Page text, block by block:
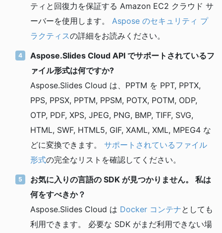
ティと回復力を保証する Amazon EC2 クラウド サ
ーバーを使用します。 Aspose のセキュリティ プ
ラクティスの詳細をお読みください。
Aspose.Slides Cloud API でサポートされているフ
ァイル形式は何ですか?
Aspose.Slides Cloud は、PPTM を PPT, PPTX,
PPS, PPSX, PPTM, PPSM, POTX, POTM, ODP,
OTP, PDF, XPS, JPEG, PNG, BMP, TIFF, SVG,
HTML, SWF, HTML5, GIF, XAML, XML, MPEG4 な
どに変換できます。 サポートされているファイル
形式の完全なリストを確認してください。
お気に入りの言語の SDK が見つかりません。 私は
何をすべきか？
Aspose.Slides Cloud は Docker コンテナとしても
利用できます。 必要な SDK がまだ利用できない場